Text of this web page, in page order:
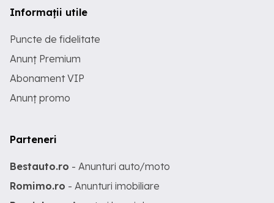
Informații utile
Puncte de fidelitate
Anunț Premium
Abonament VIP
Anunț promo
Parteneri
Bestauto.ro - Anunturi auto/moto
Romimo.ro - Anunturi imobiliare